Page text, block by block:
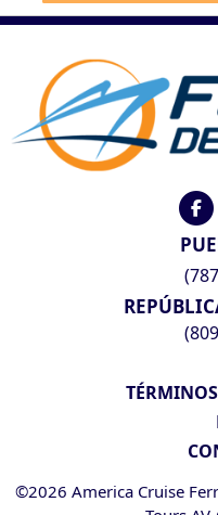
©2026 America Cruise